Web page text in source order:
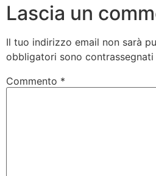
Lascia un
Il tuo indirizzo email non sarà
obbligatori sono contrassegnati
Commento *